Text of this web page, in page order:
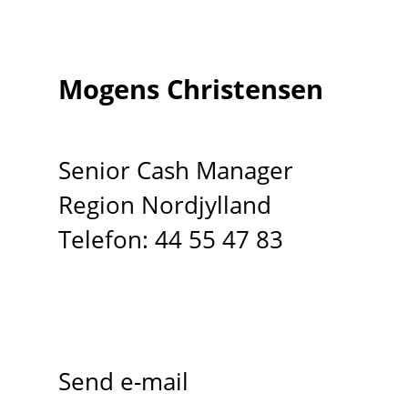
Mogens Christensen
Senior Cash Manager
Region Nordjylland
Telefon: 44 55 47 83
Send e-mail